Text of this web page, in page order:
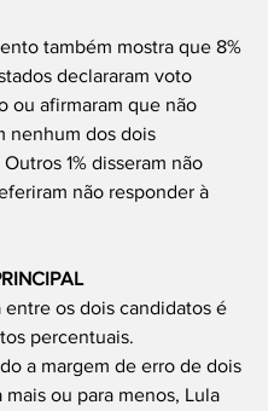
também mostra que 8%
declararam voto
ou afirmaram que não
nenhum dos dois
1% disseram não
não responder à
os dois candidatos é
percentuais.
a margem de erro de dois
mais ou para menos, Lula